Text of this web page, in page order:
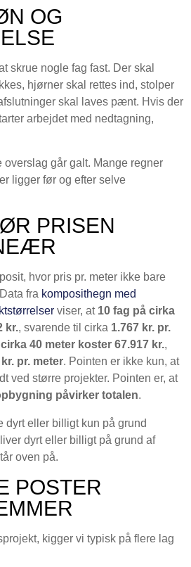
OG
skrue nogle fag fast. Der skal
hjørner skal rettes ind, stolper
skal laves pænt. Hvis der
arbejdet med nedtagning,
overslag går galt. Mange regner
ligger før og efter selve
PRISEN
hvor pris pr. meter ikke bare
fra komposithegn med
viser, at 10 fag på cirka
kr., svarende til cirka 1.767 kr. pr.
40 meter koster 67.917 kr.,
kr. pr. meter. Pointen er ikke kun, at
ved større projekter. Pointen er, at
påvirker totalen.
dyrt eller billigt kun på grund
dyrt eller billigt på grund af
oven på.
POSTER
kigger vi typisk på flere lag